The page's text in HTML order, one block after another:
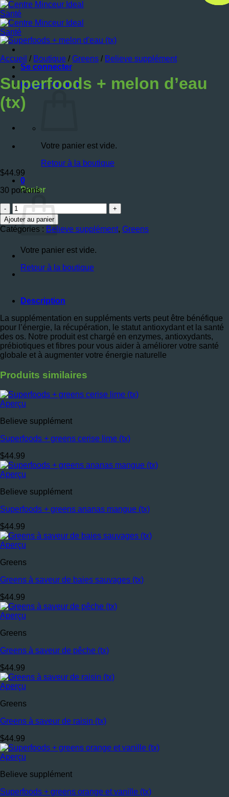
Passer
au
contenu
Se connecter
Panier / $0.00 0
Votre panier est vide.
Retour à la boutique
0
Panier
Votre panier est vide.
Retour à la boutique
Accueil / Boutique / Greens / Believe supplément
Superfoods + melon d’eau
(tx)
$44.99
30 portions
quantité
de
Superfoods
+
d'eau
(tx)
Ajouter au panier
Catégories : Believe supplément, Greens
Description
La supplémentation en suppléments verts peut être bénéfique
pour l’énergie, la récupération, le statut antioxydant et la santé
des os. Notre produit est chargé en enzymes, antioxydants,
prébiotiques et fibres pour vous aider à améliorer votre santé
globale et à augmenter votre énergie naturelle
Produits similaires
Aperçu
Believe supplément
Superfoods + greens cerise lime (tx)
$44.99
Aperçu
Believe supplément
Superfoods + greens ananas mangue (tx)
$44.99
Aperçu
Greens
Greens à saveur de baies sauvages (tx)
$44.99
Aperçu
Greens
Greens à saveur de pêche (tx)
$44.99
Aperçu
Greens
Greens à saveur de raisin (tx)
$44.99
Aperçu
Believe supplément
Superfoods + greens orange et vanille (tx)